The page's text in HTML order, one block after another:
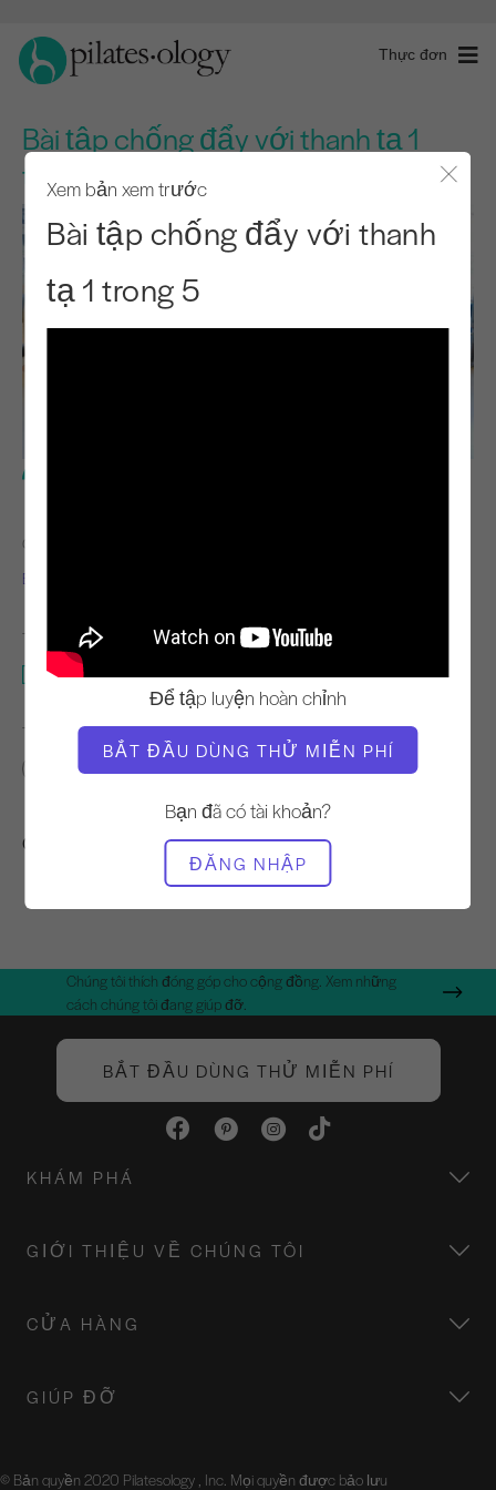
Thực đơn
Bài tập chống đẩy với thanh tạ 1
trong 5
Xem bản xem trước
Bài tập chống đẩy với thanh
tạ 1 trong 5
Để tập luyện hoàn chỉnh
BẮT ĐẦU DÙNG THỬ MIỄN PHÍ
Bạn đã có tài khoản?
ĐĂNG NHẬP
GIÁO VIÊN
Elaine Ewing
THIẾT BỊ CẦN THIẾT
Thiết bị đẩy lên
TÌM LỚP HỌC TƯƠNG TỰ CHO
Trung cấp
Các bài tập khác bạn có thể thích
Chúng tôi thích đóng góp cho cộng đồng. Xem những
cách chúng tôi đang giúp đỡ.
BẮT ĐẦU DÙNG THỬ MIỄN PHÍ
KHÁM PHÁ
GIỚI THIỆU VỀ CHÚNG TÔI
CỬA HÀNG
GIÚP ĐỠ
© Bản quyền 2020 Pilatesology , Inc. Mọi quyền được bảo lưu